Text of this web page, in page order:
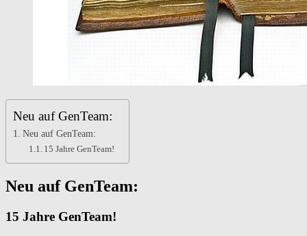
Neu auf GenTeam:
Neu auf GenTeam:
15 Jahre GenTeam!
Neu auf GenTeam:
15 Jahre GenTeam!